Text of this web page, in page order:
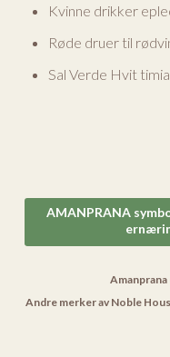
Kvinne drikker
Røde druer til
Sal Verde Hvit
AMANPRANA
Andre merker av Noble